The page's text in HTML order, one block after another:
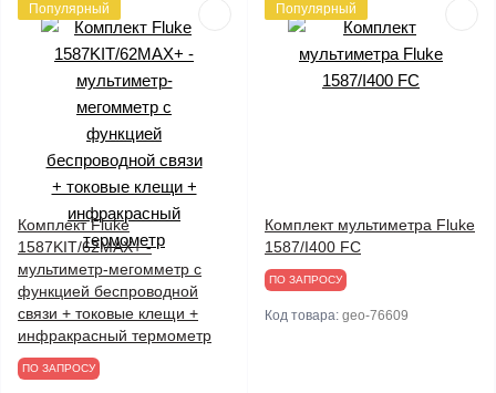
Популярный
Комплект Fluke
1587KIT/62MAX+ -
мультиметр-мегомметр c
функцией беспроводной
связи + токовые клещи +
инфракрасный термометр
ПО ЗАПРОСУ
Популярный
Комплект мультиметра Fluke
1587/I400 FC
ПО ЗАПРОСУ
Код товара: geo-76609